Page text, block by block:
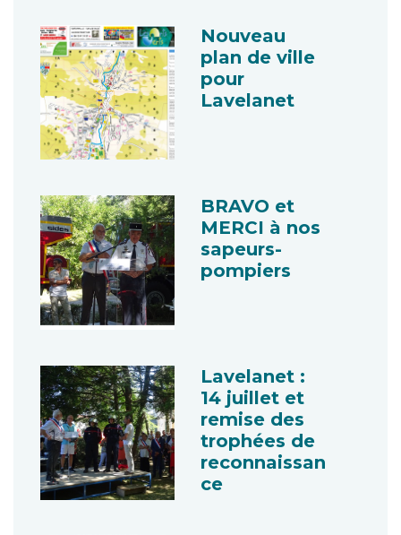
Nouveau
plan de ville
pour
Lavelanet
BRAVO et
MERCI à nos
sapeurs-
pompiers
Lavelanet :
14 juillet et
remise des
trophées de
reconnaissan
ce